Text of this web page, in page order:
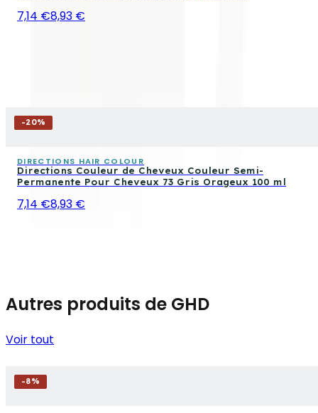
7,14 €8,93 €
-20%
DIRECTIONS HAIR COLOUR
Directions Couleur de Cheveux Couleur Semi-
Permanente Pour Cheveux 73 Gris Orageux 100 ml
7,14 €8,93 €
Autres produits de GHD
Voir tout
-8%